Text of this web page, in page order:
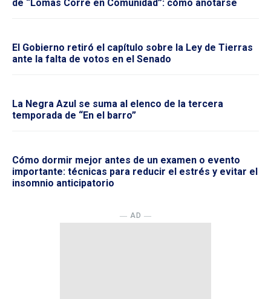
de “Lomas Corre en Comunidad”: cómo anotarse
El Gobierno retiró el capítulo sobre la Ley de Tierras
ante la falta de votos en el Senado
La Negra Azul se suma al elenco de la tercera
temporada de “En el barro”
Cómo dormir mejor antes de un examen o evento
importante: técnicas para reducir el estrés y evitar el
insomnio anticipatorio
― AD ―